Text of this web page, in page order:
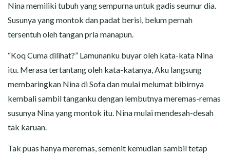
Nina memiliki tubuh yang sempurna untuk gadis seumur dia.
Susunya yang montok dan padat berisi, belum pernah
tersentuh oleh tangan pria manapun.
“Koq Cuma dilihat?” Lamunanku buyar oleh kata-kata Nina
itu. Merasa tertantang oleh kata-katanya, Aku langsung
membaringkan Nina di Sofa dan mulai melumat bibirnya
kembali sambil tanganku dengan lembutnya meremas-remas
susunya Nina yang montok itu. Nina mulai mendesah-desah
tak karuan.
Tak puas hanya meremas, semenit kemudian sambil tetap